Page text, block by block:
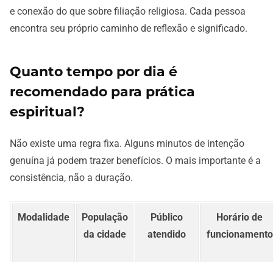
e conexão do que sobre filiação religiosa. Cada pessoa
encontra seu próprio caminho de reflexão e significado.
Quanto tempo por dia é
recomendado para prática
espiritual?
Não existe uma regra fixa. Alguns minutos de intenção
genuína já podem trazer benefícios. O mais importante é a
consistência, não a duração.
Modalidade
População
da cidade
Público
atendido
Horário de
funcionamento